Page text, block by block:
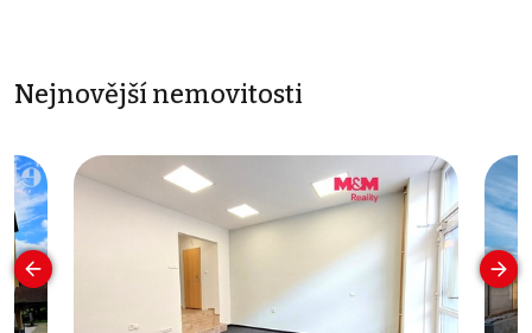
Nejnovější nemovitosti